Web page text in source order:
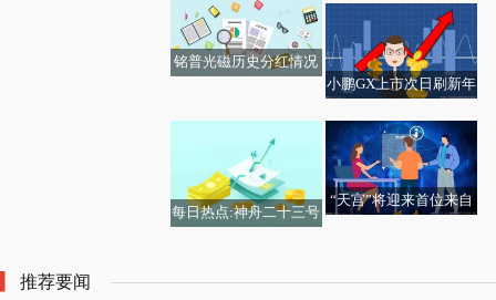
铭普光磁历史分红情况
小鹏GX上市次日刷新年
每日热点:神舟二十三号
“天宫”将迎来首位来自
推荐要闻